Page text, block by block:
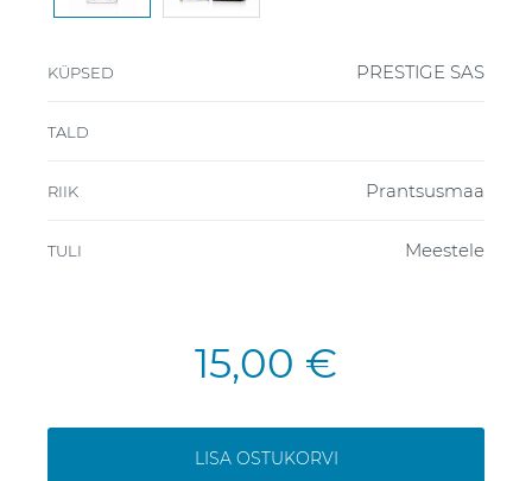
KÜPSED PRESTIGE SAS
TALD
RIIK Prantsusmaa
TULI Meestele
15,00 €
LISA OSTUKORVI